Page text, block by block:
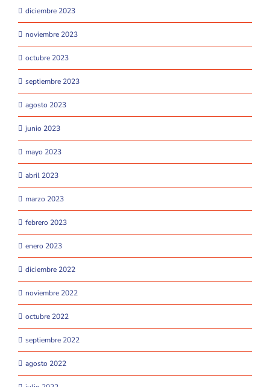
diciembre 2023
noviembre 2023
octubre 2023
septiembre 2023
agosto 2023
junio 2023
mayo 2023
abril 2023
marzo 2023
febrero 2023
enero 2023
diciembre 2022
noviembre 2022
octubre 2022
septiembre 2022
agosto 2022